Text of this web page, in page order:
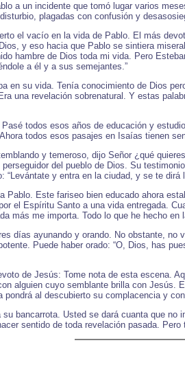
a un incidente que tomó lugar varios
plagadas con confusión y
el vacío en la vida de Pablo. El más
y eso hacia que Pablo se sintiera
hambre de Dios toda mi vida. Pero
a él y a sus semejantes.”
en su vida. Tenía conocimiento de Dios
una revelación sobrenatural. Y estas
Pasé todos esos años de educación y
todos esos pasajes en Isaías tienen
y temeroso, dijo Señor ¿qué
del pueblo de Dios. Su
“Levántate y entra en la ciudad, y se te dirá
Pablo. Este fariseo bien educado ahora
el Espíritu Santo a una vida entregada.
más me importa. Todo lo que he hecho
días ayunando y orando. No obstante, no
Puede haber orado: “O, Dios, has
de Jesús: Tome nota de esta escena.
alguien cuyo semblante brilla con Jesús.
pondrá al descubierto su complacencia y
bancarrota. Usted se dará cuanta que
sentido de toda revelación pasada.